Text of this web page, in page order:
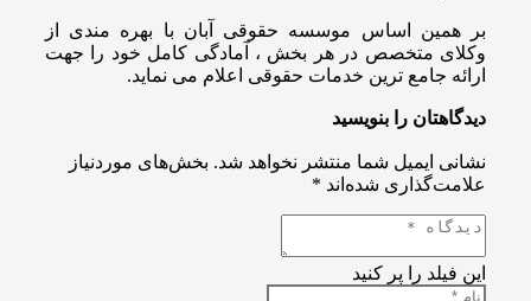
بر همین اساس موسسه حقوقی آبان با بهره مندی از
وکلای متخصص در هر بخش ، آمادگی کامل خود را جهت
ارائه جامع ترین خدمات حقوقی اعلام می نماید.
دیدگاهتان را بنویسید
نشانی ایمیل شما منتشر نخواهد شد. بخش‌های موردنیاز
علامت‌گذاری شده‌اند *
این فیلد را پر کنید